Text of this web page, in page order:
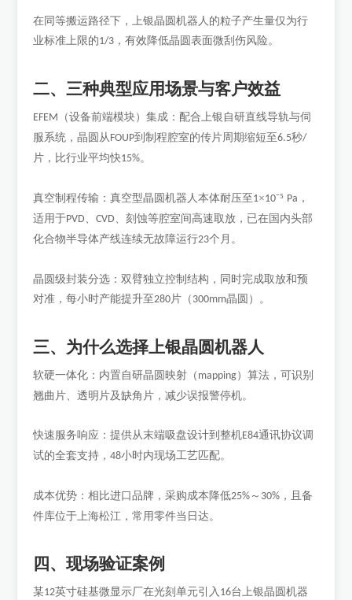
在同等搬运路径下，上银晶圆机器人的粒子产生量仅为行
业标准上限的1/3 ，有效降低晶圆表面微刮伤风险。
二、三种典型应用场景与客户效益
EFEM （设备前端模块）集成：配合上银自研直线导轨与伺
服系统，晶圆从FOUP到制程腔室的传片周期缩短至6.5秒/
片，比行业平均快15%。
真空制程传输：真空型晶圆机器人本体耐压至 1×10⁻⁵ Pa ，
适用于PVD、CVD、刻蚀等腔室间高速取放，已在国内头部
化合物半导体产线连续无故障运行23个月。
晶圆级封装分选：双臂独立控制结构，同时完成取放和预
对准，每小时产能提升至280片（ 300mm晶圆）。
三、为什么选择上银晶圆机器人
软硬一体化：内置自研晶圆映射（ mapping）算法，可识别
翘曲片、透明片及缺角片，减少误报警停机。
快速服务响应：提供从末端吸盘设计到整机E84通讯协议调
试的全套支持，48小时内现场工艺匹配。
成本优势：相比进口品牌，采购成本降低25% ～ 30% ，且备
件库位于上海松江，常用零件当日达。
四、现场验证案例
某12英寸硅基微显示厂在光刻单元引入 16台上银晶圆机器